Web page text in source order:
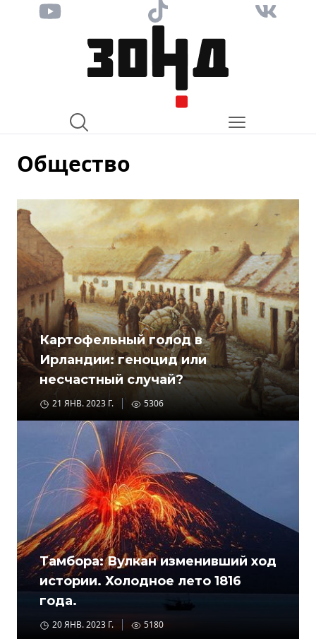
Общество
Картофельный голод в
Ирландии: геноцид или
несчастный случай?
21 ЯНВ. 2023 Г. 5306
Тамбора: Вулкан изменивший ход
истории. Холодное лето 1816
года.
20 ЯНВ. 2023 Г. 5180